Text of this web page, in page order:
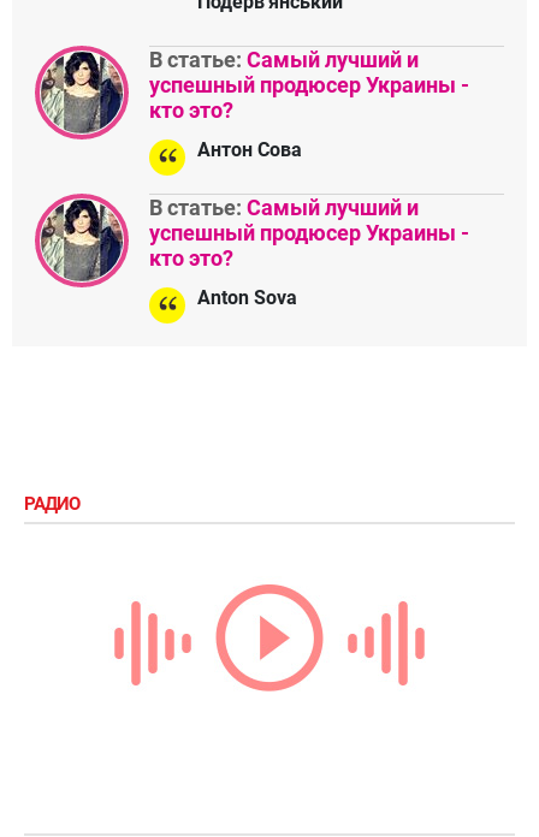
В статье: Самый лучший и
успешный продюсер Украины -
кто это?
Антон Сова
В статье: Самый лучший и
успешный продюсер Украины -
кто это?
Anton Sova
РАДИО